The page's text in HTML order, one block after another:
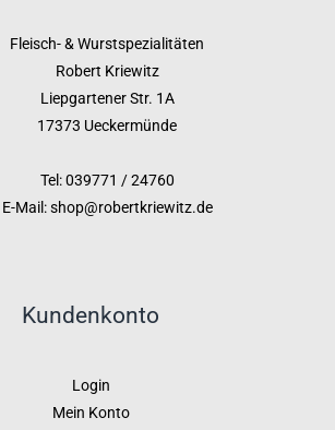
Fleisch- & Wurstspezialitäten
Robert Kriewitz
Liepgartener Str. 1A
17373 Ueckermünde
Tel: 039771 / 24760
E-Mail: shop@robertkriewitz.de
Kundenkonto
Login
Mein Konto